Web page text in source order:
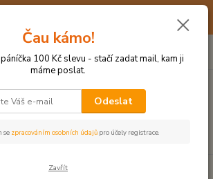
MÁME DOVOLENOU ☀️ OBJEDNÁVKY
Hledat
za0 Kč
Latexová řepa pískací 14cm
Čau kámo!
100 Kč slevu - stačí zadat mail, kam ji
máme poslat.
Odeslat
se zpracováním osobních údajů pro účely registrace.
Zavřít